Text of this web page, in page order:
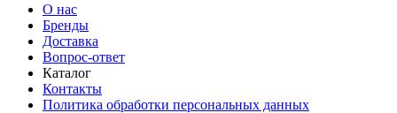
О нас
Бренды
Доставка
Вопрос-ответ
Каталог
Контакты
Политика обработки персональных данных